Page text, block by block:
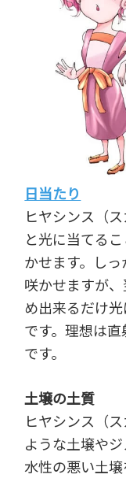
日当たり
ヒヤシンス（
と光に当てる
かせます。し
咲かせますが
め出来るだけ
です。理想は
です。
土壌の土質
ヒヤシンス（
ような土壌や
水性の悪い土